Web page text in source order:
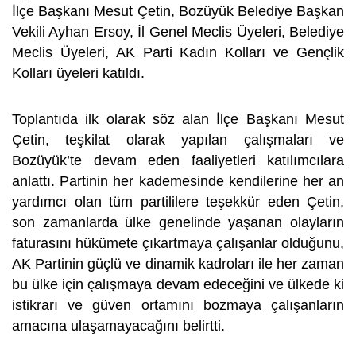
İlçe Başkanı Mesut Çetin, Bozüyük Belediye Başkan
Vekili Ayhan Ersoy, İl Genel Meclis Üyeleri, Belediye
Meclis Üyeleri, AK Parti Kadın Kolları ve Gençlik
Kolları üyeleri katıldı.
Toplantıda ilk olarak söz alan İlçe Başkanı Mesut
Çetin, teşkilat olarak yapılan çalışmaları ve
Bozüyük’te devam eden faaliyetleri katılımcılara
anlattı. Partinin her kademesinde kendilerine her an
yardımcı olan tüm partililere teşekkür eden Çetin,
son zamanlarda ülke genelinde yaşanan olayların
faturasını hükümete çıkartmaya çalışanlar olduğunu,
AK Partinin güçlü ve dinamik kadroları ile her zaman
bu ülke için çalışmaya devam edeceğini ve ülkede ki
istikrarı ve güven ortamını bozmaya çalışanların
amacına ulaşamayacağını belirtti.